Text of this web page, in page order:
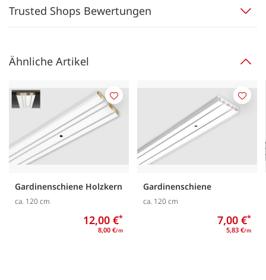
Trusted Shops Bewertungen
Ähnliche Artikel
Gardinenschiene Holzkern
ca. 120 cm
12,00 €*
8,00 €/m
Merken
Gardinenschiene
ca. 120 cm
7,00 €*
5,83 €/m